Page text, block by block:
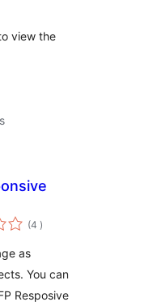
view the
(4 aantal
beoordelingen
)
as
You can
Resposive